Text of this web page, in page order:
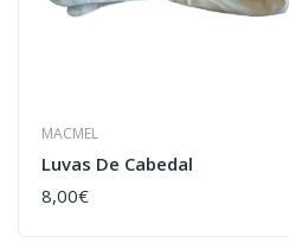
MACMEL
Luvas De Cabedal
8,00€
COMPRAR